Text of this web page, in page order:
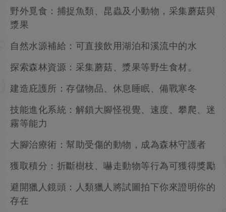
野外覓食：捕捉魚類、昆蟲及小動物，采集蘑菇與
漿果
自然水源補給：可直接飲用湖泊和溪流中的水
探索森林資源：采集蘑菇、漿果等野生食材。
建造庇護所：存儲物品、休息睡眠、備戰寒冬
技能進化系統：解鎖大腳怪視覺、速度、攀爬、迷
霧等能力
大腳治療術：幫助受傷的動物，成為森林守護者
獲取積分：折斷樹枝、嚇走動物等行為可獲得獎勵
避開獵人鏡頭：人類獵人將試圖拍下你來證明你的
存在